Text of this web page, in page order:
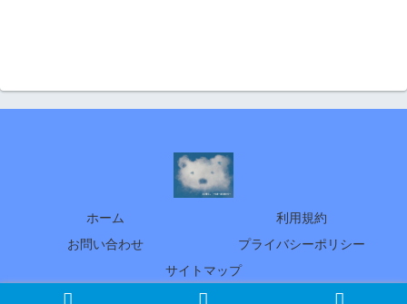
ホーム
利用規約
お問い合わせ
プライバシーポリシー
サイトマップ